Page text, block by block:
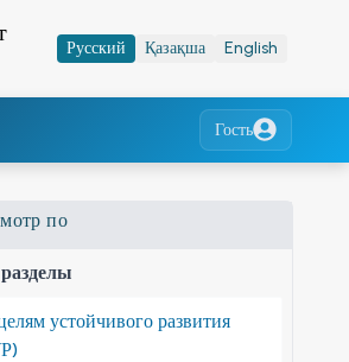
Русский Қазақша English
Гость
по
устойчивого развития